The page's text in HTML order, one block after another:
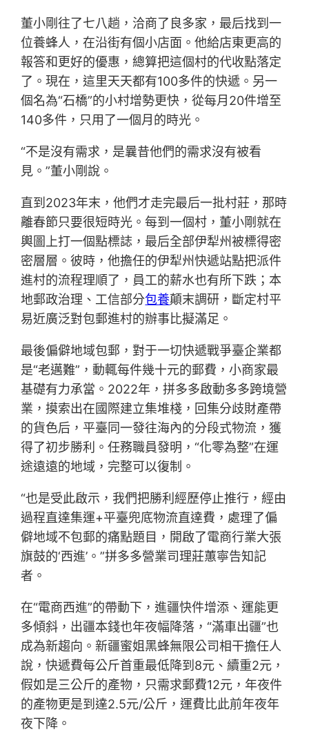
董小剛往了七八趟，洽商了良多家，最后找到一
位養蜂人，在沿街有個小店面。他給店東更高的
報答和更好的優惠，總算把這個村的代收點落定
了。現在，這里天天都有100多件的快遞。另一
個名為“石橋”的小村增勢更快，從每月20件增至
140多件，只用了一個月的時光。
“不是沒有需求，是曩昔他們的需求沒有被看
見。”董小剛說。
直到2023年末，他們才走完最后一批村莊，那時
離春節只要很短時光。每到一個村，董小剛就在
輿圖上打一個點標誌，最后全部伊犁州被標得密
密層層。彼時，他擔任的伊犁州快遞站點把派件
進村的流程理順了，員工的薪水也有所下跌；本
地郵政治理、工信部分包養顛末調研，斷定村平
易近廣泛對包郵進村的辦事比擬滿足。
最後偏僻地域包郵，對于一切快遞戰爭臺企業都
是“老邁難”，動輒每件幾十元的郵費，小商家最
基礎有力承當。2022年，拼多多啟動多多跨境營
業，摸索出在國際建立集堆棧，回集分歧財產帶
的貨色后，平臺同一發往海內的分段式物流，獲
得了初步勝利。任務職員發明，“化零為整”在運
途遠遠的地域，完整可以復制。
“也是受此啟示，我們把勝利經歷停止推行，經由
過程直達集運+平臺兜底物流直達費，處理了偏
僻地域不包郵的痛點題目，開啟了電商行業大張
旗鼓的‘西進’。”拼多多營業司理莊蕙寧告知記
者。
在“電商西進”的帶動下，進疆快件增添、運能更
多傾斜，出疆本錢也年夜幅降落，“滿車出疆”也
成為新趨向。新疆蜜姐黑蜂無限公司相干擔任人
說，快遞費每公斤首重最低降到8元、續重2元，
假如是三公斤的產物，只需求郵費12元，年夜件
的產物更是到達2.5元/公斤，運費比此前年夜年
夜下降。